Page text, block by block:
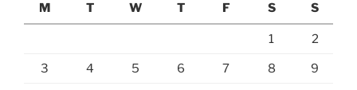
M
T W T F S S
1 2
3 4 5 6 7 8 9